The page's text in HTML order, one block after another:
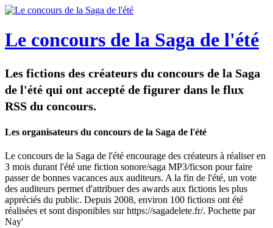
Le concours de la Saga de l'été
Les fictions des créateurs du concours de la Saga
de l'été qui ont accepté de figurer dans le flux
RSS du concours.
Les organisateurs du concours de la Saga de l'été
Le concours de la Saga de l'été encourage des créateurs à réaliser en
3 mois durant l'été une fiction sonore/saga MP3/ficson pour faire
passer de bonnes vacances aux auditeurs. A la fin de l'été, un vote
des auditeurs permet d'attribuer des awards aux fictions les plus
appréciés du public. Depuis 2008, environ 100 fictions ont été
réalisées et sont disponibles sur https://sagadelete.fr/. Pochette par
Nay'